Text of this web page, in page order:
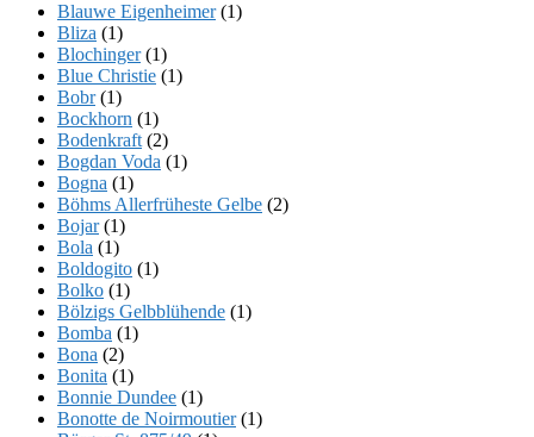
Blauwe Eigenheimer(1)
Bliza (1)
Blochinger(1)
Blue Christie (1)
Bobr(1)
Bockhorn (1)
Bodenkraft (2)
Bogdan Voda (1)
Bogna (1)
Böhms Allerfrüheste Gelbe (2)
Bojar(1)
Bola (1)
Boldogito (1)
Bolko (1)
Bölzigs Gelbblühende (1)
Bomba (1)
Bona (2)
Bonita (1)
Bonnie Dundee (1)
Bonotte de Noirmoutier(1)